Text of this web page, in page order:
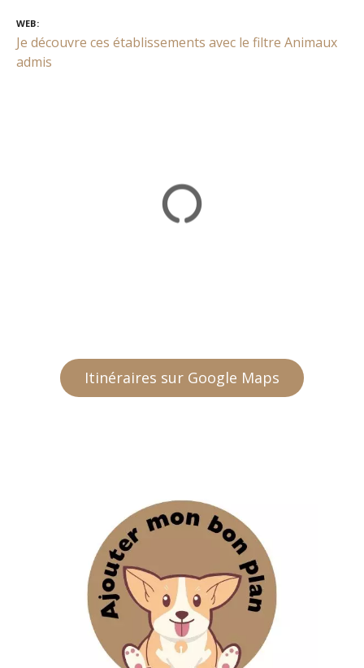
WEB
Je découvre ces établissements avec le filtre Animaux
admis
Itinéraires sur Google Maps